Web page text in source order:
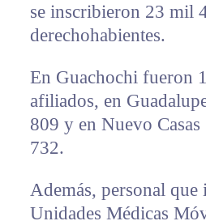
se inscribieron 23 mil
derechohabientes.
En Guachochi fueron
afiliados, en
809 y en Nuevo
732.
Además, personal que
Unidades Médicas